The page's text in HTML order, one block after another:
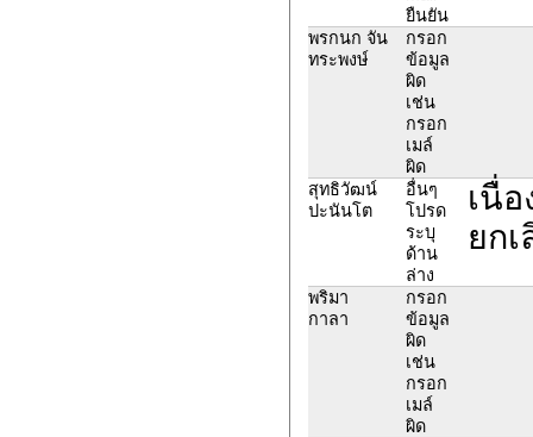
ยืนยัน
พรกนก จัน
ทระพงษ์
กรอก
ข้อมูล
ผิด
เช่น
กรอก
เมล์
ผิด
สุทธิวัฒน์
ปะนันโต
อื่นๆ
โปรด
ระบุ
ด้าน
ล่าง
เนื่
ยก
พริมา
กาลา
กรอก
ข้อมูล
ผิด
เช่น
กรอก
เมล์
ผิด